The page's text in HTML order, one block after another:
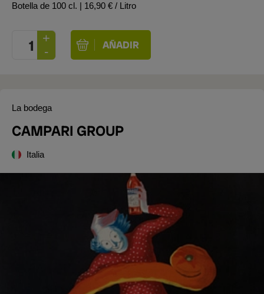
Botella de 100 cl. | 16,90 € / Litro
La bodega
CAMPARI GROUP
Italia